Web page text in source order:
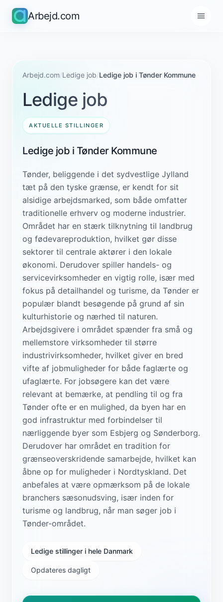
Arbejd.com
Arbejd.com/Ledige job/Ledige job i Tønder Kommune
Ledige job
AKTUELLE STILLINGER
Ledige job i Tønder Kommune
Tønder, beliggende i det sydvestlige Jylland
tæt på den tyske grænse, er kendt for sit
alsidige arbejdsmarked, som både omfatter
traditionelle erhverv og moderne industrier.
Området har en stærk tilknytning til landbrug
og fødevareproduktion, hvilket gør disse
sektorer til centrale aktører i den lokale
økonomi. Derudover spiller handels- og
servicevirksomheder en vigtig rolle, især med
fokus på detailhandel og turisme, da Tønder er
populær blandt besøgende på grund af sin
kulturhistorie og nærhed til naturen.
Arbejdsgivere i området spænder fra små og
mellemstore virksomheder til større
industrivirksomheder, hvilket giver en bred
vifte af jobmuligheder for både faglærte og
ufaglærte. For jobsøgere kan det være
relevant at bemærke, at pendling til og fra
Tønder ofte er en mulighed, da byen har en
god infrastruktur med forbindelser til
nærliggende byer som Esbjerg og Sønderborg.
Derudover har området en tradition for
grænseoverskridende samarbejde, hvilket kan
åbne op for muligheder i Nordtyskland. Det
anbefales at være opmærksom på de lokale
branchers sæsonudsving, især inden for
turisme og landbrug, når man søger job i
Tønder-området.
Ledige stillinger i hele Danmark
Opdateres dagligt